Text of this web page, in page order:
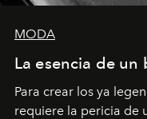
MODA
La esencia de un
Para crear los ya
requiere la pericia de